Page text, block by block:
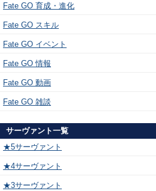
Fate GO 育成・進化
Fate GO スキル
Fate GO イベント
Fate GO 情報
Fate GO 動画
Fate GO 雑談
サーヴァント一覧
★5サーヴァント
★4サーヴァント
★3サーヴァント